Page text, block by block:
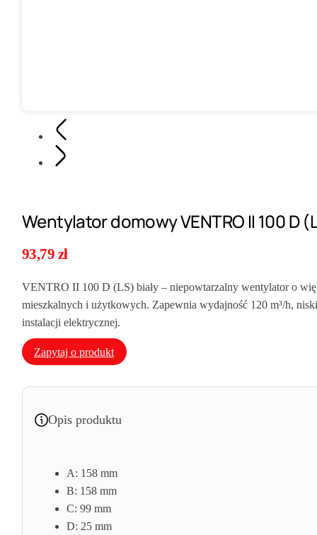
Wentylator domowy VENTRO II 100 D
93,79 zł
VENTRO II 100 D (LS) biały – niepowtarzalny wentylator o
mieszkalnych i użytkowych. Zapewnia wydajność 120 m³/h,
instalacji elektrycznej.
Zapytaj o produkt
Opis produktu
A: 158 mm
B: 158 mm
C: 99 mm
D: 25 mm